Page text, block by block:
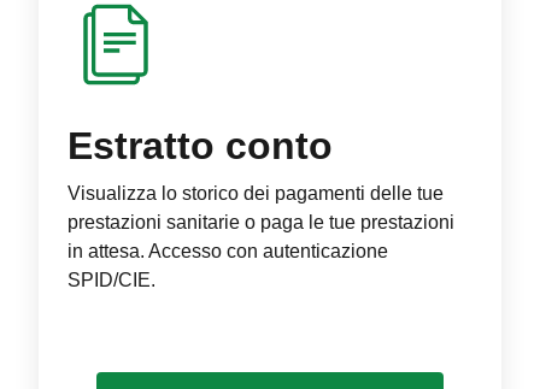
Estratto conto
Visualizza lo storico dei pagamenti delle tue
prestazioni sanitarie o paga le tue prestazioni
in attesa. Accesso con autenticazione
SPID/CIE.